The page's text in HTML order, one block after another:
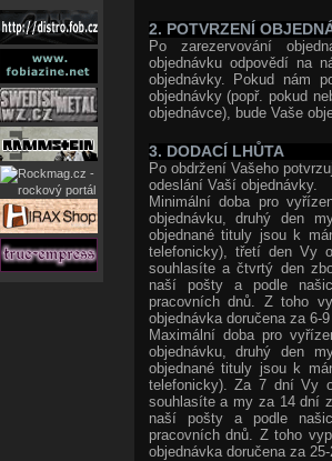
2. POTVRZENÍ
Po zarezervování
objednávku odpovědí na
objednávky. Pokud nám
objednávky (popř. pokud
objednávce), bude Vaše
3. DODACÍ LHŮTA
Po obdržení Vašeho
odeslání Vaší objednávky.
Minimální doba pro
objednávku, druhý den
objednané tituly jsou k
telefonicky), třetí den Vy
souhlasíte a čtvrtý den
naší pošty a podle
pracovních dnů. Z toho
objednávka doručena za 6-
Maximální doba pro
objednávku, druhý den
objednané tituly jsou k
telefonicky). Za 7 dní Vy
souhlasíte a my za 14 dní
naší pošty a podle
pracovních dnů. Z toho
objednávka doručena za